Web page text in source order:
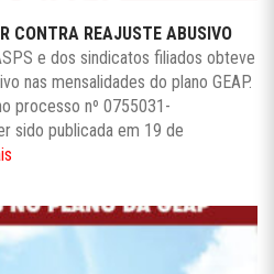
CONTRA REAJUSTE ABUSIVO
e dos sindicatos filiados obteve
nas mensalidades do plano GEAP.
processo nº 0755031-
sido publicada em 19 de